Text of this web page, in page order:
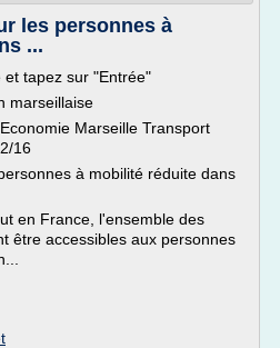
les personnes à
...
tapez sur "Entrée"
marseillaise
Marseille Transport
16
à mobilité réduite dans
en France, l'ensemble des
être accessibles aux personnes